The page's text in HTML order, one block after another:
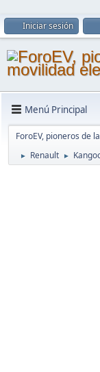
Iniciar sesión
Menú Principal
ForoEV, pioneros de
► Renault ►